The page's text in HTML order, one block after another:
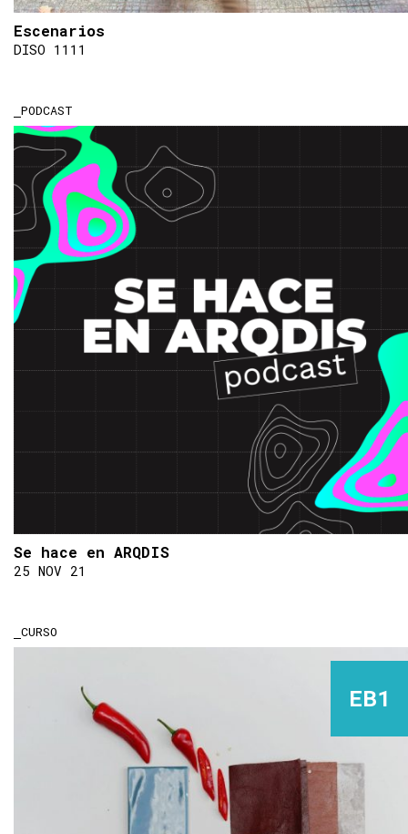
Escenarios
DISO 1111
PODCAST
Se hace en ARQDIS
25 NOV 21
CURSO
EB1